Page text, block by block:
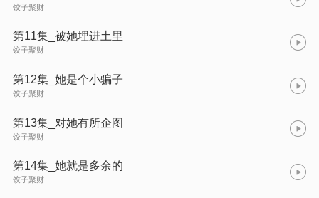
饺子聚财
第11集_被她埋进土里
饺子聚财
第12集_她是个小骗子
饺子聚财
第13集_对她有所企图
饺子聚财
第14集_她就是多余的
饺子聚财